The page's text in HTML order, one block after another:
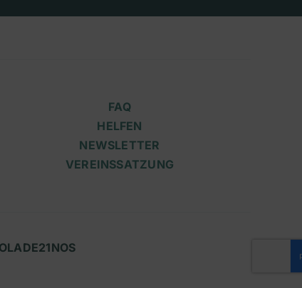
FAQ
HELFEN
NEWSLETTER
VEREINSSATZUNG